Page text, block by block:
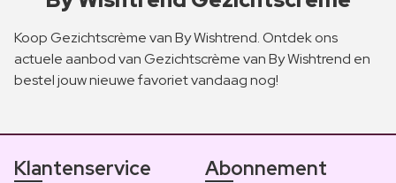
Koop Gezichtscrème van By Wishtrend. Ontdek ons
actuele aanbod van Gezichtscrème van By Wishtrend en
bestel jouw nieuwe favoriet vandaag nog!
Klantenservice Abonnement